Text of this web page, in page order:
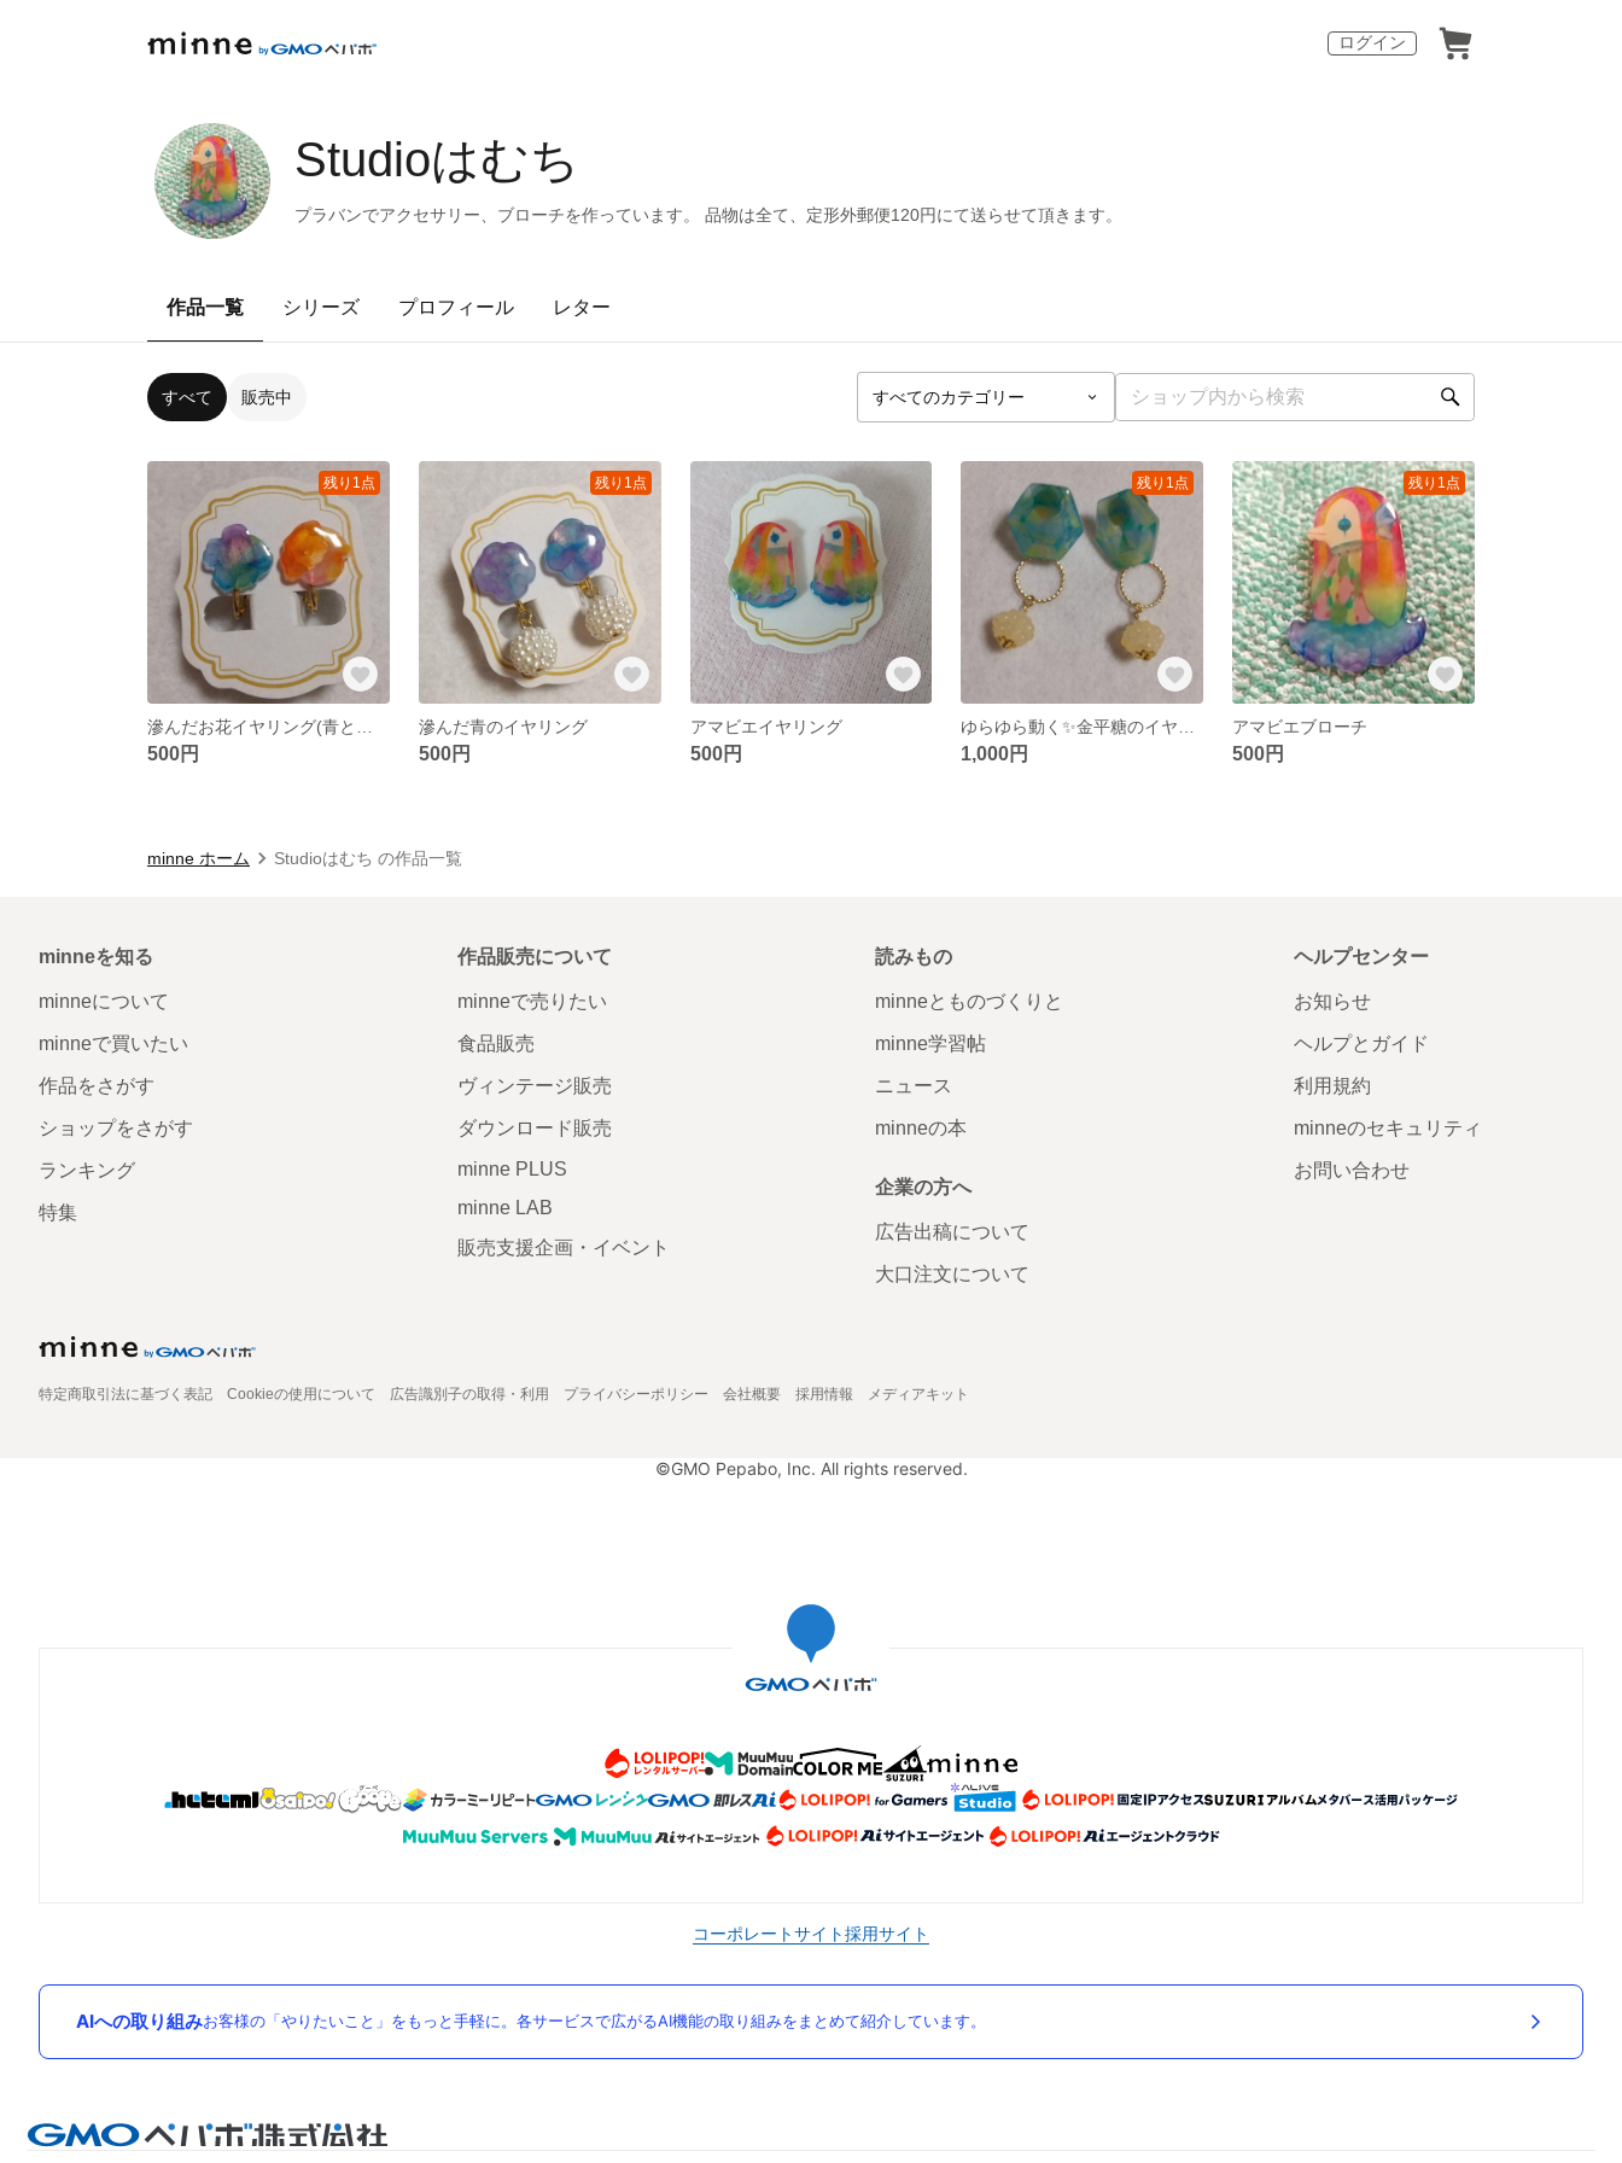
ログイン
Studioはむち
プラバンでアクセサリー、ブローチを作っています。 品物は全て、定形外郵便120円にて送らせて頂きます。
作品一覧 シリーズ プロフィール レター
すべて 販売中
残り1点
500円
残り1点
滲んだ青のイヤリング
500円
アマビエイヤリング
500円
残り1点
1,000円
残り1点
アマビエブローチ
500円
minne ホーム Studioはむち の作品一覧
minneを知る
minneについて
minneで買いたい
作品をさがす
ショップをさがす
ランキング
特集
作品販売について
minneで売りたい
食品販売
ヴィンテージ販売
ダウンロード販売
minne PLUS
minne LAB
販売支援企画・イベント
読みもの
minneとものづくりと
minne学習帖
ニュース
minneの本
企業の方へ
広告出稿について
大口注文について
ヘルプセンター
お知らせ
ヘルプとガイド
利用規約
minneのセキュリティ
お問い合わせ
特定商取引法に基づく表記 Cookieの使用について 広告識別子の取得・利用 プライバシーポリシー 会社概要 採用情報 メディアキット
©GMO Pepabo, Inc. All rights reserved.
コーポレートサイト採用サイト
AIへの取り組みお客様の「やりたいこと」をもっと手軽に。各サービスで広がるAI機能の取り組みをまとめて紹介しています。